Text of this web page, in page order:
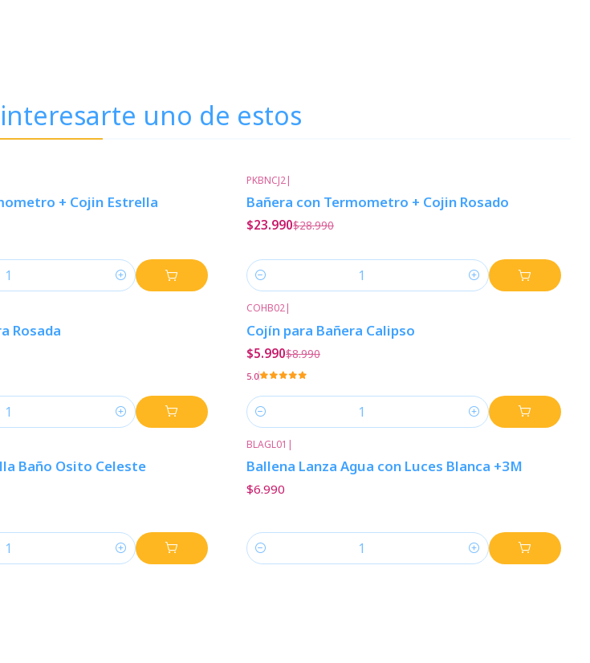
uno de estos
+ Cojin Estrella
PKBNCJ2|
Bañera con Termometro + Cojin Rosado
$23.990$28.990
Cantidad
Rosada
COHB02|
Cojín para Bañera Calipso
$5.990$8.990
5.0
Cantidad
Baño Osito Celeste
BLAGL01 |
Ballena Lanza Agua con Luces Blanca +3M
$6.990
Cantidad